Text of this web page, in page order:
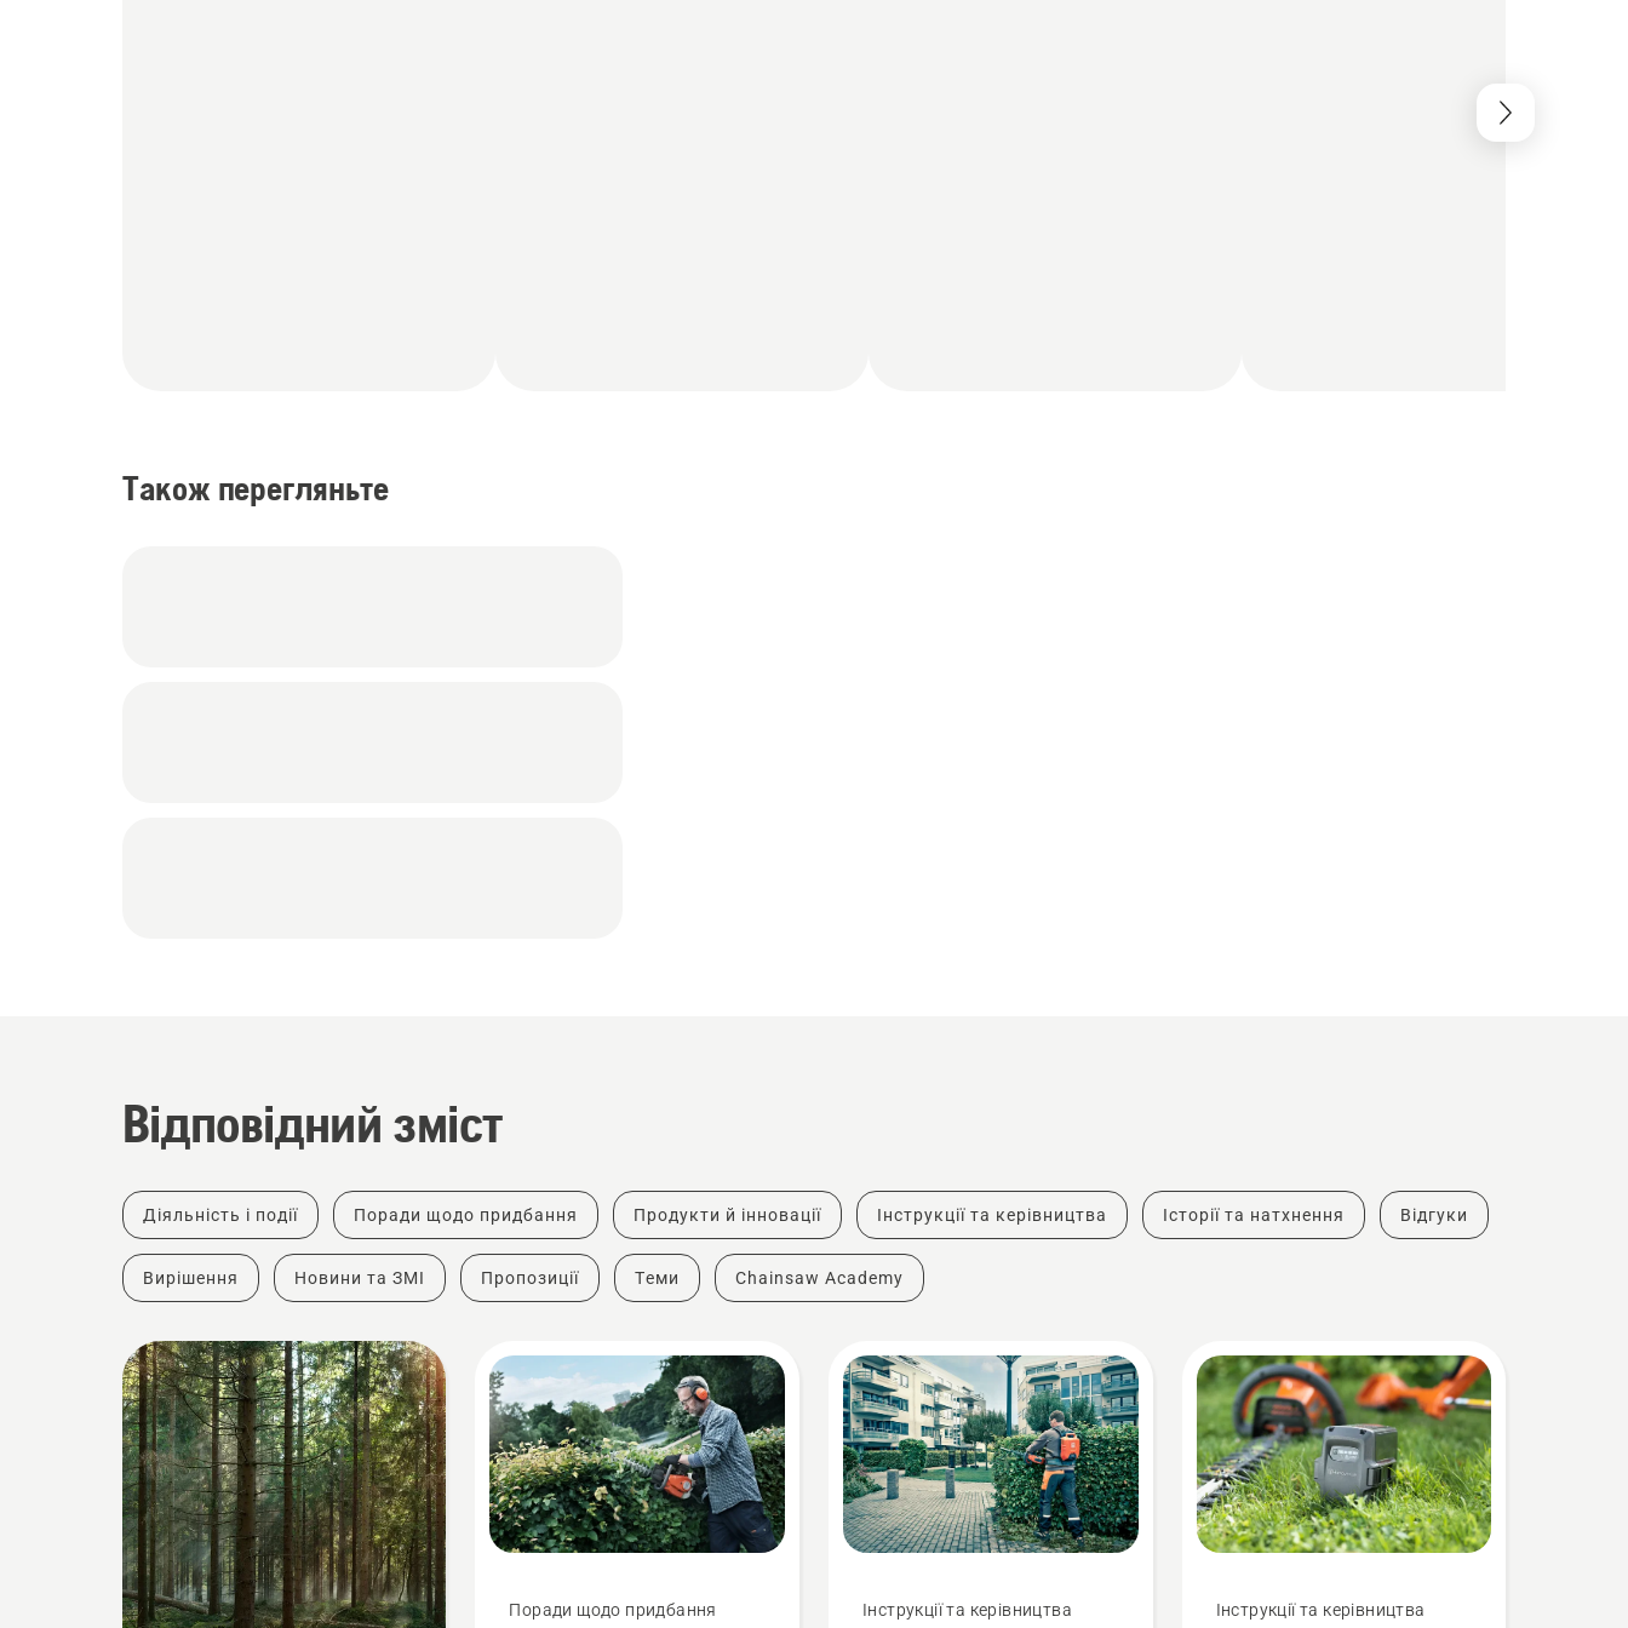
Також перегляньте
Відповідний зміст
Діяльність і події Поради щодо придбання Продукти й інновації Інструкції та керівництва Історії та натхнення Відгуки
Вирішення Новини та ЗМІ Пропозиції Теми Chainsaw Academy
Поради щодо придбання Інструкції та керівництва Інструкції та керівництва